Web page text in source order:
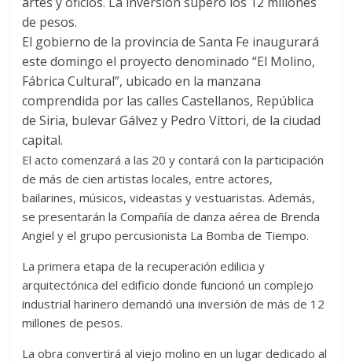
de pesos.
El gobierno de la provincia de Santa Fe inaugurará
este domingo el proyecto denominado “El Molino,
Fábrica Cultural”, ubicado en la manzana
comprendida por las calles Castellanos, República
de Siria, bulevar Gálvez y Pedro Víttori, de la ciudad
capital.
El acto comenzará a las 20 y contará con la participación
de más de cien artistas locales, entre actores,
bailarines, músicos, videastas y vestuaristas. Además,
se presentarán la Compañía de danza aérea de Brenda
Angiel y el grupo percusionista La Bomba de Tiempo.
La primera etapa de la recuperación edilicia y
arquitectónica del edificio donde funcionó un complejo
industrial harinero demandó una inversión de más de 12
millones de pesos.
La obra convertirá al viejo molino en un lugar dedicado al